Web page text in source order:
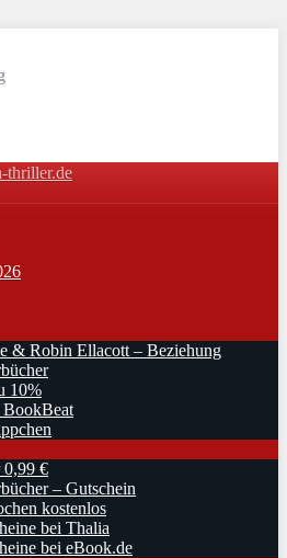
thriller.de
& Robin Ellacott – Beziehung
10%
BookBeat
€
– Gutschein
kostenlos
bei Thalia
bei eBook.de